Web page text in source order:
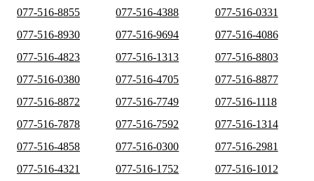
077-516-8855
077-516-4388
077-516-0331
077-516-8930
077-516-9694
077-516-4086
077-516-4823
077-516-1313
077-516-8803
077-516-0380
077-516-4705
077-516-8877
077-516-8872
077-516-7749
077-516-1118
077-516-7878
077-516-7592
077-516-1314
077-516-4858
077-516-0300
077-516-2981
077-516-4321
077-516-1752
077-516-1012